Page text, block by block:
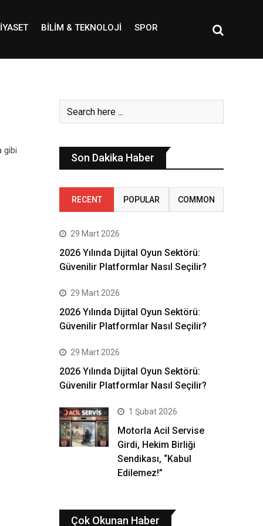
BILIM & TEKNOLOJI SPOR
gibi
Son Dakika Haber
RECENT POPULAR COMMON
29 Mart 2026
2026 Yılında Dijital Oyun Sektörü:
Güvenilir Platformlar Nasıl Seçilir?
29 Mart 2026
2026 Yılında Dijital Oyun Sektörü:
Güvenilir Platformlar Nasıl Seçilir?
29 Mart 2026
2026 Yılında Dijital Oyun Sektörü:
Güvenilir Platformlar Nasıl Seçilir?
1 Şubat 2026
Motorla Acil Servise
Girdi, Hekim Birliği
Sendikası, “Kabul
Edilemez!”
Çok Okunan Haber